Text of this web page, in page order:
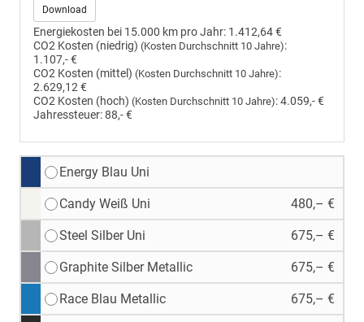
Download
Energiekosten bei 15.000 km pro Jahr: 1.412,64 €
CO2 Kosten (niedrig) (Kosten Durchschnitt 10 Jahre):
1.107,- €
CO2 Kosten (mittel) (Kosten Durchschnitt 10 Jahre):
2.629,12 €
CO2 Kosten (hoch) (Kosten Durchschnitt 10 Jahre):4.059,- €
Jahressteuer:88,- €
Energy Blau Uni
Candy Weiß Uni 480,– €
Steel Silber Uni 675,– €
Graphite Silber Metallic 675,– €
Race Blau Metallic 675,– €